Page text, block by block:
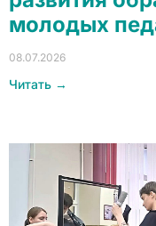
молодых
08.07.2026
Читать →